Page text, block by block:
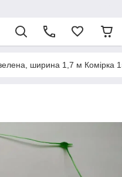
ширина 1,7 м Комірка